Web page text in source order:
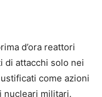
d’ora reattori
di attacchi solo nei
come azioni
nucleari militari.